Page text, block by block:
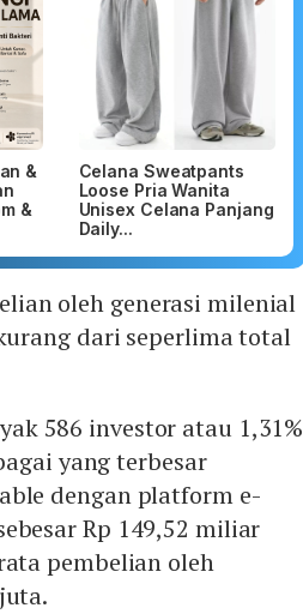
&
&
Celana Sweatpants
Loose Pria Wanita
Unisex Celana Panjang
Daily...
oleh generasi milenial
dari seperlima total
586 investor atau 1,31%
yang terbesar
dengan platform e-
Rp 149,52 miliar
pembelian oleh